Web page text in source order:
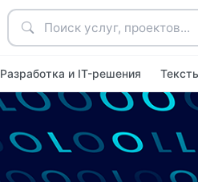
Разработка и IT-решения